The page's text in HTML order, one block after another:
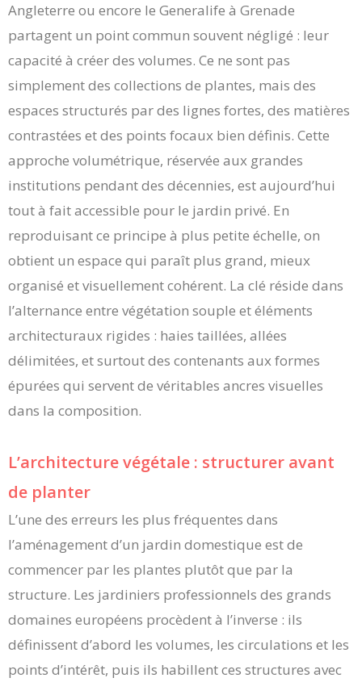
Angleterre ou encore le Generalife à Grenade
partagent un point commun souvent négligé : leur
capacité à créer des volumes. Ce ne sont pas
simplement des collections de plantes, mais des
espaces structurés par des lignes fortes, des matières
contrastées et des points focaux bien définis. Cette
approche volumétrique, réservée aux grandes
institutions pendant des décennies, est aujourd’hui
tout à fait accessible pour le jardin privé. En
reproduisant ce principe à plus petite échelle, on
obtient un espace qui paraît plus grand, mieux
organisé et visuellement cohérent. La clé réside dans
l’alternance entre végétation souple et éléments
architecturaux rigides : haies taillées, allées
délimitées, et surtout des contenants aux formes
épurées qui servent de véritables ancres visuelles
dans la composition.
L’architecture végétale : structurer avant
de planter
L’une des erreurs les plus fréquentes dans
l’aménagement d’un jardin domestique est de
commencer par les plantes plutôt que par la
structure. Les jardiniers professionnels des grands
domaines européens procèdent à l’inverse : ils
définissent d’abord les volumes, les circulations et les
points d’intérêt, puis ils habillent ces structures avec